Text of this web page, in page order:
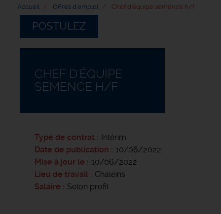
Accueil Offres d'emploi Chef d'équipe semence h/f
POSTULEZ
CHEF D'ÉQUIPE
SEMENCE H/F
Type de contrat
Intérim
Date de publication
10/06/2022
Mise à jour le
10/06/2022
Lieu de travail
Chaleins
Salaire
Selon profil